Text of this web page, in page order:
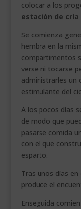
colocar a los
estación de cría
Se comienza
hembra en la
compartimentos
verse ni tocarse
administrarles un
estimulante del
A los pocos días
de modo que
pasarse comida
con el que
esparto.
Tras unos días
produce el
Enseguida